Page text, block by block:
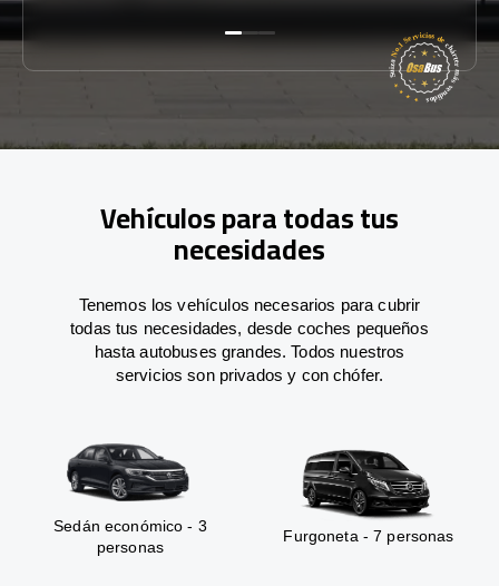
Vehículos para todas tus
necesidades
Tenemos los vehículos necesarios para cubrir
todas tus necesidades, desde coches pequeños
hasta autobuses grandes. Todos nuestros
servicios son privados y con chófer.
Sedán económico - 3
personas
Furgoneta - 7 personas